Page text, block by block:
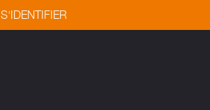
S'IDENTIFIER